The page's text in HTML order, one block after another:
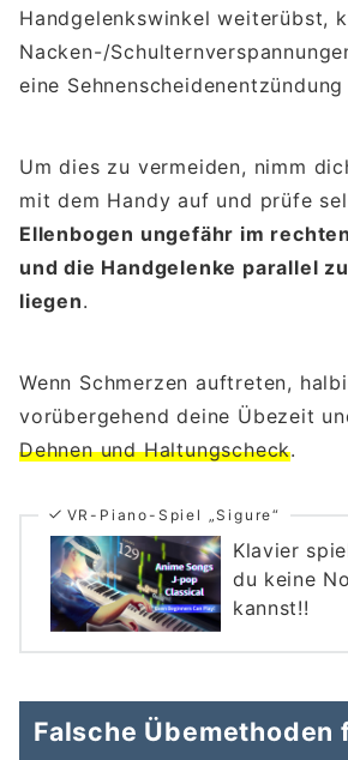
Handgelenkswinkel weiterübst,
Nacken-/
eine
Um dies zu vermeiden, nimm
mit dem Handy auf und prüfe
Ellenbogen ungefähr im
und die Handgelenke parallel
liegen.
Wenn Schmerzen auftreten,
vorübergehend deine Übezeit
Dehnen und Haltungscheck.
VR-Piano-Spiel „Sigure“
Klavier
du keine
kannst!!
Falsche Übemethoden